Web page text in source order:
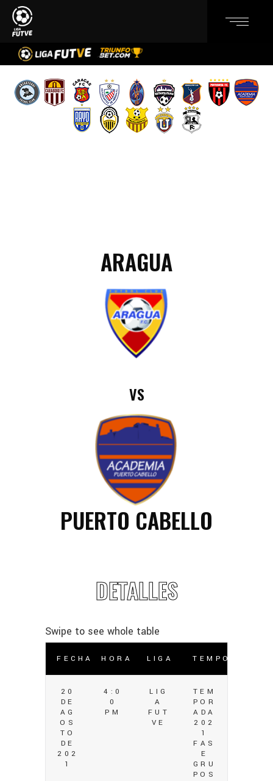
ARAGUA
VS
PUERTO CABELLO
DETALLES
FECHA HORA LIGA TEMPORADA
20
DE
AG
OS
TO
DE
202
1
4:0
0
PM
LIG
A
FUT
VE
TEM
POR
ADA
202
1
FAS
E
GRU
POS